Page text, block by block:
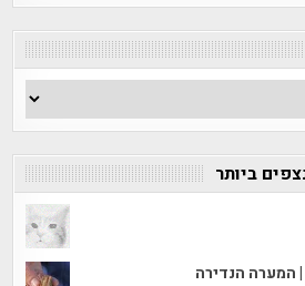
ביותר
המערה הנדירה